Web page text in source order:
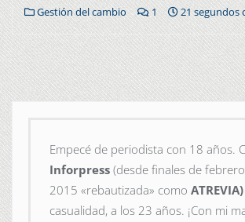
Gestión del cambio 1 21 segundos
Empecé de periodista con 18 años.
Inforpress (desde finales de
2015 «rebautizada» como ATREVIA)
casualidad, a los 23 años. ¡Con mi